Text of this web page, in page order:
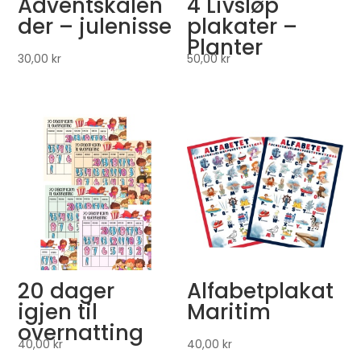
der – julenisse
30,00kr
plakater –
Planter
50,00kr
20 dager
igjen til
overnatting
40,00kr
Alfabetplakat
Maritim
40,00kr